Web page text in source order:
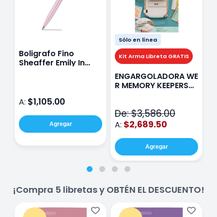
Boligrafo Fino
Sheaffer Emily In
A: $1,105.00
Agregar
Sólo en línea
Kit Arma Libreta GRATIS
ENGARGOLADORA WE
R MEMORY KEEPERS
De: $3,586.00
A: $2,689.50
Agregar
¡Compra 5 libretas y OBTÉN EL DESCUENTO!